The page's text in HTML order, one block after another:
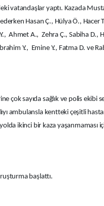
vatandaşlar yaptı. Kazada
Hasan Ç., Hülya Ö., Hacer
Ahmet A., Zehra Ç., Sabiha D.,
Y., Emine Y., Fatma D. ve
çok sayıda sağlık ve polis ekibi
ambulansla kentteki çeşitli
ikinci bir kaza yaşanmaması
başlattı.